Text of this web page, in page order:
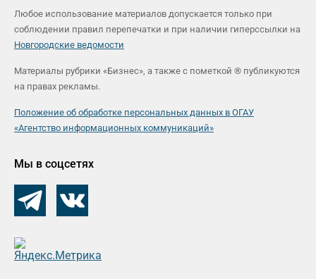
Любое использование материалов допускается только при
соблюдении правил перепечатки и при наличии гиперссылки на
Новгородские ведомости
Материалы рубрики «Бизнес», а также с пометкой ® публикуются
на правах рекламы.
Положение об обработке персональных данных в ОГАУ
«Агентство информационных коммуникаций»
Мы в соцсетях